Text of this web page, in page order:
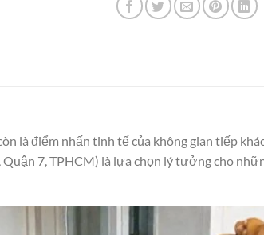
là điểm nhấn tinh tế của không gian tiếp
7, TPHCM) là lựa chọn lý tưởng cho